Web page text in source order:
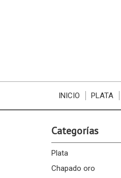
INICIO PLATA
Categorías
Plata
Chapado oro